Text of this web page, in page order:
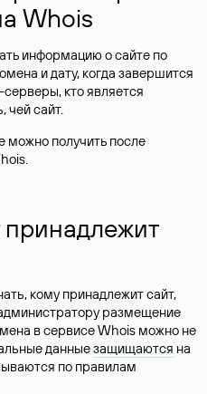
Whois
информацию о сайте по
и дату, когда завершится
кто является
чей сайт.
можно получить после
принадлежит
кому принадлежит сайт,
размещение
в сервисе Whois можно не
данныезащищаются на
по правилам